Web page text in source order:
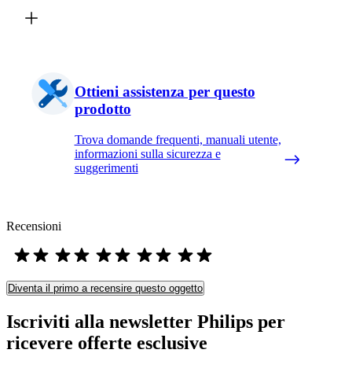
Ottieni assistenza per questo
prodotto
Trova domande frequenti, manuali utente,
informazioni sulla sicurezza e
suggerimenti
Recensioni
Diventa il primo a recensire questo oggetto
Iscriviti alla newsletter Philips per
ricevere offerte esclusive